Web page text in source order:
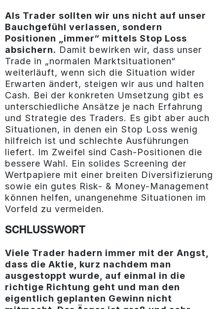
Als Trader sollten wir uns nicht auf unser
Bauchgefühl verlassen, sondern
Positionen „immer“ mittels Stop Loss
absichern. Damit bewirken wir, dass unser
Trade in „normalen Marktsituationen“
weiterläuft, wenn sich die Situation wider
Erwarten ändert, steigen wir aus und halten
Cash. Bei der konkreten Umsetzung gibt es
unterschiedliche Ansätze je nach Erfahrung
und Strategie des Traders. Es gibt aber auch
Situationen, in denen ein Stop Loss wenig
hilfreich ist und schlechte Ausführungen
liefert. Im Zweifel sind Cash-Positionen die
bessere Wahl. Ein solides Screening der
Wertpapiere mit einer breiten Diversifizierung
sowie ein gutes Risk- & Money-Management
können helfen, unangenehme Situationen im
Vorfeld zu vermeiden.
SCHLUSSWORT
Viele Trader hadern immer mit der Angst,
dass die Aktie, kurz nachdem man
ausgestoppt wurde, auf einmal in die
richtige Richtung geht und man den
eigentlich geplanten Gewinn nicht